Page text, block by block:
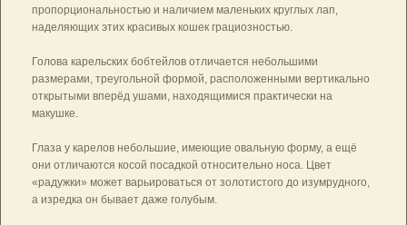
пропорциональностью и наличием маленьких круглых лап,
наделяющих этих красивых кошек грациозностью.
Голова карельских бобтейлов отличается небольшими
размерами, треугольной формой, расположенными вертикально
открытыми вперёд ушами, находящимися практически на
макушке.
Глаза у карелов небольшие, имеющие овальную форму, а ещё
они отличаются косой посадкой относительно носа. Цвет
«радужки» может варьироваться от золотистого до изумрудного,
а изредка он бывает даже голубым.